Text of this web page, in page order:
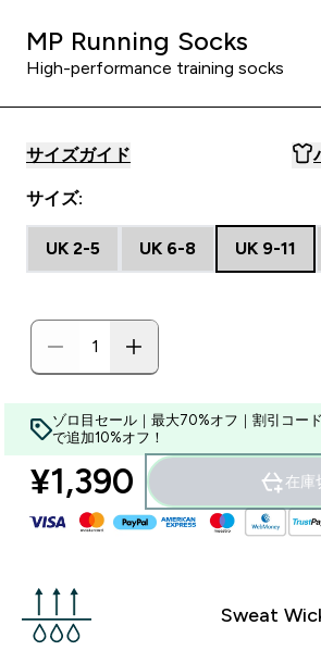
MP Running Socks
High-performance training socks
サイズガイド
サイズ:
UK 2-5 UK 6-8 UK 9-11
ゾロ目セール｜最大70%オフ｜割引コー
で追加10%オフ！
¥1,390‎ 在庫
Sweat